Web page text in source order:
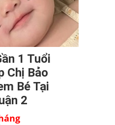
1 Tuổi
Chị Bảo
Bé Tại
2